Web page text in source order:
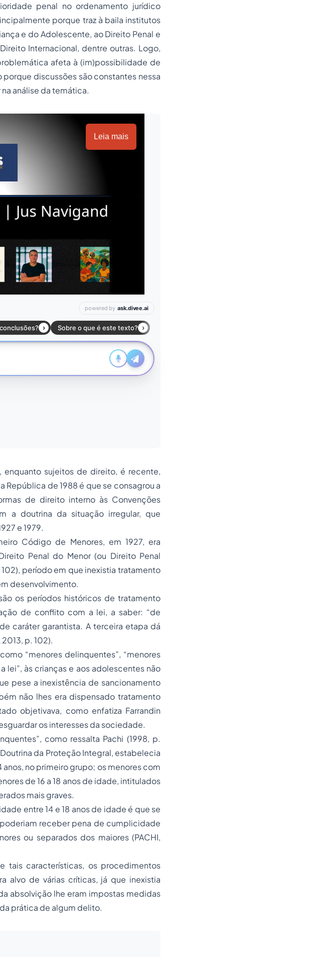
penal no ordenamento jurídico
porque traz à baila institutos
e do Adolescente, aoDireito Penal e
Internacional, dentre outras. Logo,
afeta à (im)possibilidade de
discussões são constantes nessa
análise da temática.
Leia mais
sujeitos de direito, é recente,
de 1988 é que se consagrou a
de direito interno às Convenções
a doutrina da situação irregular, que
e 1979.
Código de Menores, em 1927, era
Penal do Menor (ou Direito Penal
período em que inexistia tratamento
desenvolvimento.
os períodos históricos de tratamento
de conflito com a lei, a saber: “de
caráter garantista. A terceira etapa dá
p. 102).
“menores delinquentes”, “menores
lei”, às crianças e aos adolescentes não
pese a inexistência de sancionamento
não lhes era dispensado tratamento
objetivava, como enfatiza Farrandin
os interesses da sociedade.
como ressalta Pachi (1998, p.
da Proteção Integral, estabelecia
no primeiro grupo; os menores com
de 16 a 18 anos de idade, intitulados
mais graves.
entre 14 e 18 anos de idade é que se
receber pena de cumplicidade
ou separados dos maiores (PACHI,
características, os procedimentos
alvo de várias críticas, já que inexistia
absolvição lhe eram impostas medidas
prática de algum delito.